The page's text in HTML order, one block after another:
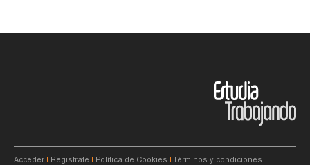
Acceder Registrate Política de Cookies Términos y condiciones